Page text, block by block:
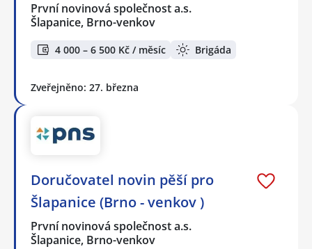
První novinová společnost a.s.
Šlapanice, Brno-venkov
4 000 – 6 500 Kč / měsíc Brigáda
Zveřejněno: 27. března
Doručovatel novin pěší pro
Šlapanice (Brno - venkov )
První novinová společnost a.s.
Šlapanice, Brno-venkov